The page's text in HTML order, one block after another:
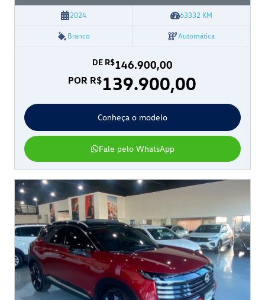
2024 63332KM
Branco Automática
DE R$146.900,00
POR R$139.900,00
Conheça o modelo
Fale pelo WhatsApp